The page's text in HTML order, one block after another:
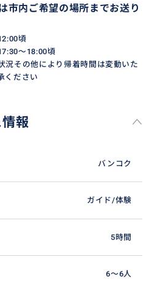
市内ご希望の場所までお送り
頃
～18:00頃
況その他により帰着時間は変動いた
ください
報
バンコク
ガイド/体験
5時間
6〜6人